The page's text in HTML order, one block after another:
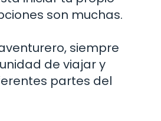
son muchas.
siempre
de viajar y
partes del